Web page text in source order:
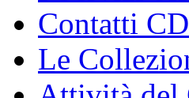
Contatti
Le